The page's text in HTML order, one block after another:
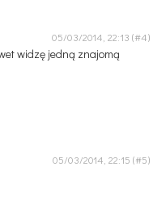
05/03/2014, 22:13
widzę jedną znajomą
05/03/2014, 22:15